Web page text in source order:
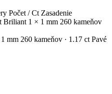
Počet / Ct Zasadenie
Briliant 1 × 1 mm 260 kameňov
mm 260 kameňov · 1.17 ct Pavé